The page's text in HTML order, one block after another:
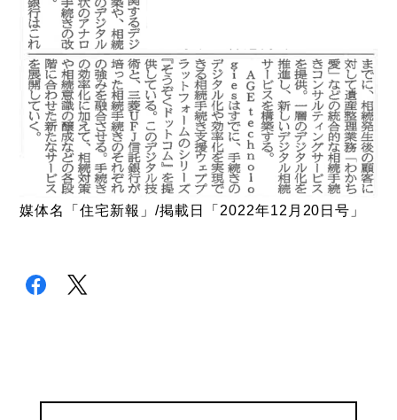
媒体名「住宅新報」/掲載日「2022年12月20日号」